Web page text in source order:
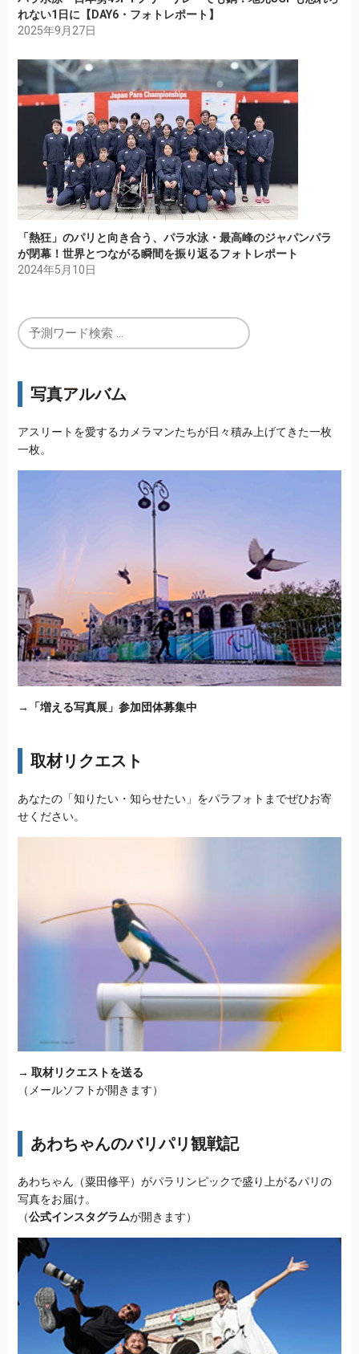
れない1日に【DAY6・フォトレポート】
2025年9月27日
「熱狂」のパリと向き合う、パラ水泳・最高峰のジャパンパラ
が閉幕！世界とつながる瞬間を振り返るフォトレポート
2024年5月10日
写真アルバム
アスリートを愛するカメラマンたちが日々積み上げてきた一枚
一枚。
→ 「増える写真展」参加団体募集中
取材リクエスト
あなたの「知りたい・知らせたい」をパラフォトまでぜひお寄
せください。
→ 取材リクエストを送る
（メールソフトが開きます）
あわちゃんのバリパリ観戦記
あわちゃん（粟田修平）がパラリンピックで盛り上がるパリの
写真をお届け。
（公式インスタグラムが開きます）